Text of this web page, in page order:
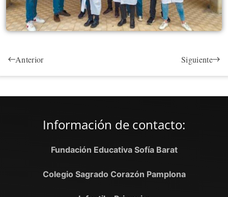
Anterior Siguiente
Información de contacto:
Fundación Educativa Sofía Barat
Colegio Sagrado Corazón Pamplona